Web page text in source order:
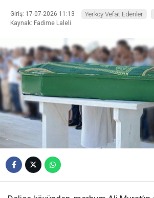
Giriş: 17-07-2026 11:13
Kaynak: Fadime Laleli
Yerköy Vefat Edenler